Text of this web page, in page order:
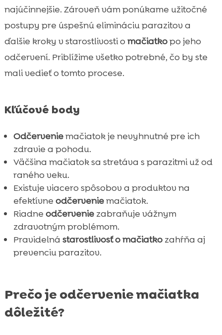
Záver
FAQ
najúčinnejšie. Zároveň vám ponúkame užitočné
postupy pre úspešnú elimináciu parazitov a
ďalšie kroky v starostlivosti o mačiatkopo jeho
odčervení. Priblížime všetko potrebné, čo by ste
mali vedieť o tomto procese.
Kľúčové body
Odčerveniemačiatok je nevyhnutné pre ich
zdravie a pohodu.
Väčšina mačiatok sa stretáva s parazitmi už od
raného veku.
Existuje viacero spôsobov a produktov na
efektívne odčerveniemačiatok.
Riadne odčerveniezabraňuje vážnym
zdravotným problémom.
Pravidelná starostlivosť o mačiatkozahŕňa aj
prevenciu parazitov.
Prečo je odčervenie mačiatka
dôležité?